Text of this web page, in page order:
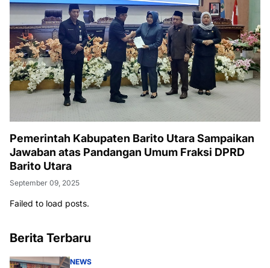
Pemerintah Kabupaten Barito Utara Sampaikan
Jawaban atas Pandangan Umum Fraksi DPRD
Barito Utara
September 09, 2025
Failed to load posts.
Berita Terbaru
NEWS